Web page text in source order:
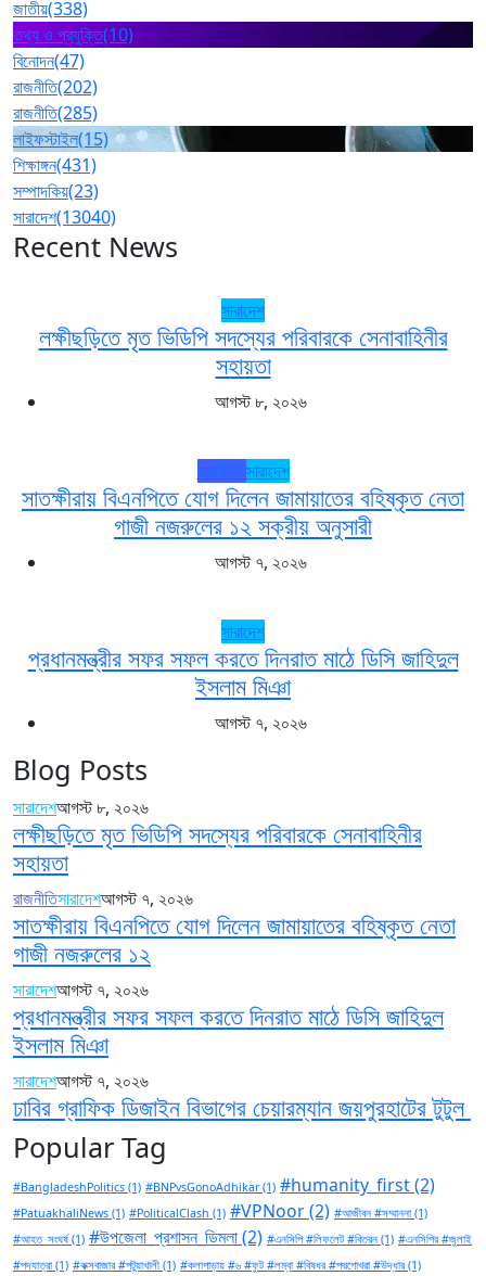
জাতীয়(338)
তথ্য ও প্রযুক্তি(10)
বিনোদন(47)
রাজনীতি(202)
রাজনীতি(285)
লাইফস্টাইল(15)
শিক্ষাঙ্গন(431)
সম্পাদকিয়(23)
সারাদেশ(13040)
Recent News
সারাদেশ
লক্ষীছড়িতে মৃত ভিডিপি সদস্যের পরিবারকে সেনাবাহিনীর
সহায়তা
আগস্ট ৮, ২০২৬
রাজনীতি সারাদেশ
সাতক্ষীরায় বিএনপিতে যোগ দিলেন জামায়াতের বহিষ্কৃত নেতা
গাজী নজরুলের ১২ সক্রীয় অনুসারী
আগস্ট ৭, ২০২৬
সারাদেশ
প্রধানমন্ত্রীর সফর সফল করতে দিনরাত মাঠে ডিসি জাহিদুল
ইসলাম মিঞা
আগস্ট ৭, ২০২৬
Blog Posts
সারাদেশআগস্ট ৮, ২০২৬
লক্ষীছড়িতে মৃত ভিডিপি সদস্যের পরিবারকে সেনাবাহিনীর
সহায়তা
রাজনীতিসারাদেশআগস্ট ৭, ২০২৬
সাতক্ষীরায় বিএনপিতে যোগ দিলেন জামায়াতের বহিষ্কৃত নেতা
গাজী নজরুলের ১২
সারাদেশআগস্ট ৭, ২০২৬
প্রধানমন্ত্রীর সফর সফল করতে দিনরাত মাঠে ডিসি জাহিদুল
ইসলাম মিঞা
সারাদেশআগস্ট ৭, ২০২৬
ঢাবির গ্রাফিক ডিজাইন বিভাগের চেয়ারম্যান জয়পুরহাটের টুটুল
Popular Tag
#BangladeshPolitics (1) #BNPvsGonoAdhikar(1) #humanity_first(2)
#PatuakhaliNews (1) #PoliticalClash (1) #VPNoor(2) #আজীবন #সম্মাননা (1)
#আহত_সংঘর্ষ(1) #উপজেলা_প্রশাসন_ডিমলা(2) #এনসিপি #লিফলেট #বিতরন (1) #এনসিপির #জুলাই
#পদযাত্রা (1) #কক্সবাজার #পটুয়াখালী (1) #কলাপাড়ায় #৬ #ফুট #লম্বা #বিষধর #পদ্মগোখরা #উদ্ধার(1)